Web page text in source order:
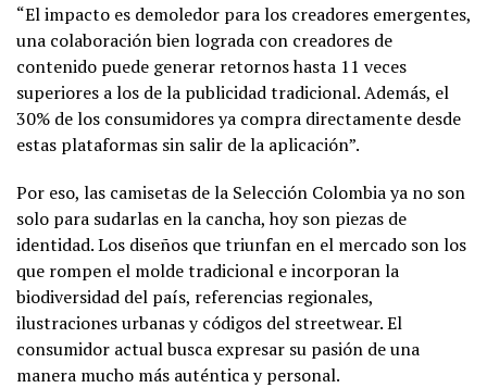
“El impacto es demoledor para los creadores emergentes,
una colaboración bien lograda con creadores de
contenido puede generar retornos hasta 11 veces
superiores a los de la publicidad tradicional. Además, el
30% de los consumidores ya compra directamente desde
estas plataformas sin salir de la aplicación”.
Por eso, las camisetas de la Selección Colombia ya no son
solo para sudarlas en la cancha, hoy son piezas de
identidad. Los diseños que triunfan en el mercado son los
que rompen el molde tradicional e incorporan la
biodiversidad del país, referencias regionales,
ilustraciones urbanas y códigos del streetwear. El
consumidor actual busca expresar su pasión de una
manera mucho más auténtica y personal.